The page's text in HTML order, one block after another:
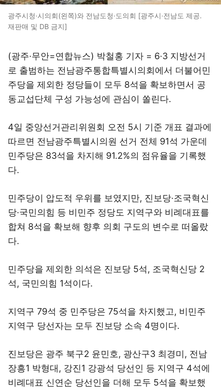
광주시청·시의회(왼쪽)와 전남도청·도의회 [광주시·전남도 제공.
재판매 및 DB 금지]
(광주·무안=연합뉴스) 박철홍 기자 = 6·3 지방선거
로 출범하는 전남광주통합특별시의회에서 더불어민
주당을 제외한 정당들이 모두 8석을 확보하면서 공
동교섭단체 구성 가능성에 관심이 쏠린다.
4일 중앙선거관리위원회 오전 5시 기준 개표 결과에
따르면 전남광주특별시의원 선거 전체 91석 가운데
민주당은 83석을 차지해 91.2%의 점유율을 기록했
다.
민주당이 압도적 우위를 보였지만, 진보당·조국혁신
당·국민의힘 등 비민주 정당도 지역구와 비례대표를
합쳐 8석을 확보해 향후 의회 구도의 변수로 떠올랐
다.
민주당을 제외한 의석은 진보당 5석, 조국혁신당 2
석, 국민의힘 1석이다.
지역구 79석 중 민주당은 75석을 차지했고, 비민주
지역구 당선자는 모두 진보당 소속 4명이다.
진보당은 광주 북구2 윤민호, 광산구3 최경미, 전남
장흥1 박형대, 강진1 강광석 당선인 등 지역구 4석에
비례대표 신연순 당선인을 더해 모두 5석을 확보했